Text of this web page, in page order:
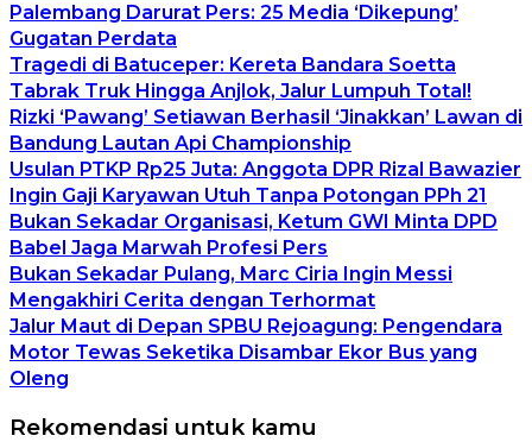
Palembang Darurat Pers: 25 Media ‘Dikepung’
Gugatan Perdata
Tragedi di Batuceper: Kereta Bandara Soetta
Tabrak Truk Hingga Anjlok, Jalur Lumpuh Total!
Rizki ‘Pawang’ Setiawan Berhasil ‘Jinakkan’ Lawan di
Bandung Lautan Api Championship
Usulan PTKP Rp25 Juta: Anggota DPR Rizal Bawazier
Ingin Gaji Karyawan Utuh Tanpa Potongan PPh 21
Bukan Sekadar Organisasi, Ketum GWI Minta DPD
Babel Jaga Marwah Profesi Pers
Bukan Sekadar Pulang, Marc Ciria Ingin Messi
Mengakhiri Cerita dengan Terhormat
Jalur Maut di Depan SPBU Rejoagung: Pengendara
Motor Tewas Seketika Disambar Ekor Bus yang
Oleng
Rekomendasi untuk kamu